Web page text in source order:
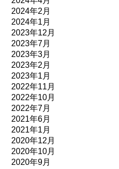
2024年2月
2024年1月
2023年12月
2023年7月
2023年3月
2023年2月
2023年1月
2022年11月
2022年10月
2022年7月
2021年6月
2021年1月
2020年12月
2020年10月
2020年9月